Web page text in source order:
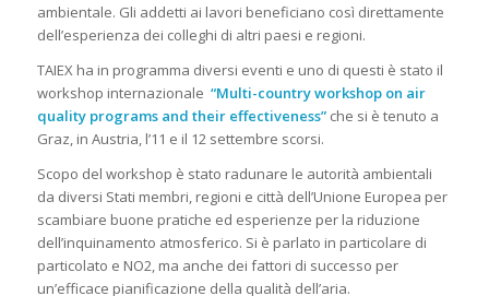
ambientale. Gli addetti ai lavori beneficiano così direttamente
dell’esperienza dei colleghi di altri paesi e regioni.
TAIEX ha in programma diversi eventi e uno di questi è stato il
workshop internazionale “Multi-country workshop on air
quality programs and their effectiveness” che si è tenuto a
Graz, in Austria, l’11 e il 12 settembre scorsi.
Scopo del workshop è stato radunare le autorità ambientali
da diversi Stati membri, regioni e città dell’Unione Europea per
scambiare buone pratiche ed esperienze per la riduzione
dell’inquinamento atmosferico. Si è parlato in particolare di
particolato e NO2, ma anche dei fattori di successo per
un’efficace pianificazione della qualità dell’aria.